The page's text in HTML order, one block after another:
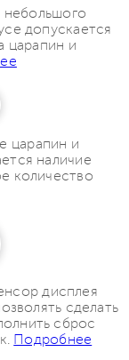
небольшого
допускается
царапин и
царапин и
наличие
количество
дисплея
сделать
сброс
Подробнее